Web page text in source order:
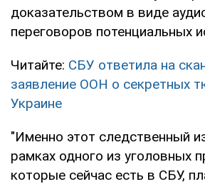
доказательством в виде
переговоров потенциальных
Читайте: СБУ ответила на
заявление ООН о секретных
Украине
"Именно этот следственный
рамках одного из уголовных
которые сейчас есть в СБУ,